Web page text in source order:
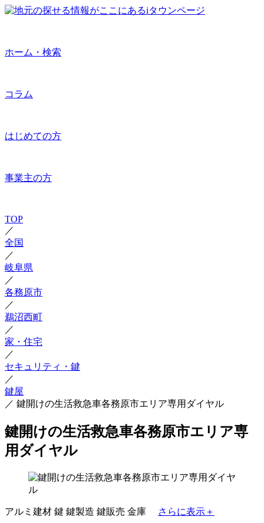
ホーム・検索
コラム
はじめての方
事業主の方
TOP
／
全国
／
岐阜県
／
各務原市
／
鵜沼西町
／
家・住宅
／
セキュリティ・鍵
／
鍵屋
／ 鍵開けの生活救急車各務原市エリア専用ダイヤル
鍵開けの生活救急車各務原市エリア専
用ダイヤル
アルミ建材 鍵 鍵製造 鍵販売 金庫 さらに表示＋